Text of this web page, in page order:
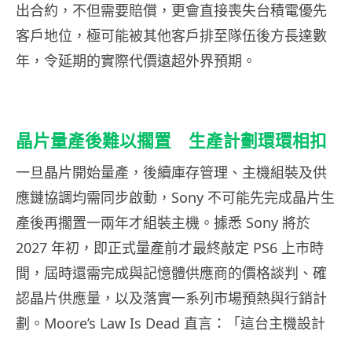
出合約，不但需要賠償，更會直接喪失台積電優先
客戶地位，極可能被其他客戶排至隊伍後方長達數
年，令延期的實際代價遠超外界預期。
晶片量產後難以擱置 生產計劃環環相扣
一旦晶片開始量產，後續庫存管理、主機組裝及供
應鏈協調均需同步啟動，Sony 不可能先完成晶片生
產後再擱置一兩年才組裝主機。據悉 Sony 將於
2027 年初，即正式量產前才最終敲定 PS6 上市時
間，屆時還需完成與記憶體供應商的價格談判、確
認晶片供應量，以及落實一系列市場預熱與行銷計
劃。Moore’s Law Is Dead 直言：「這台主機設計